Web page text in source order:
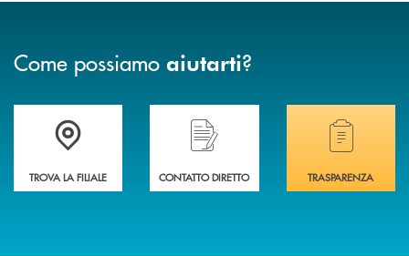
Come possiamo aiutarti?
Accedi all' elenco completo delle filiali della BCC di Spello e del Velino
TROVA LA FILIALE
Hai bisogno di assistenza immediata?
CONTATTO DIRETTO
Hai bisogno di
TRASPARENZA